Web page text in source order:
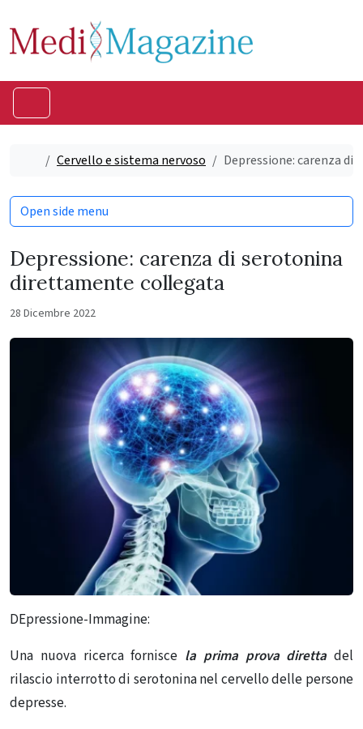
Home
Cervello e sistema nervoso Depressione: carenza
Depressione: carenza di serotonina
direttamente collegata
28 Dicembre 2022
DEpressione-Immagine:
Una nuova ricerca fornisce la prima prova diretta del
rilascio interrotto di serotonina nel cervello delle persone
depresse.
Open side menu